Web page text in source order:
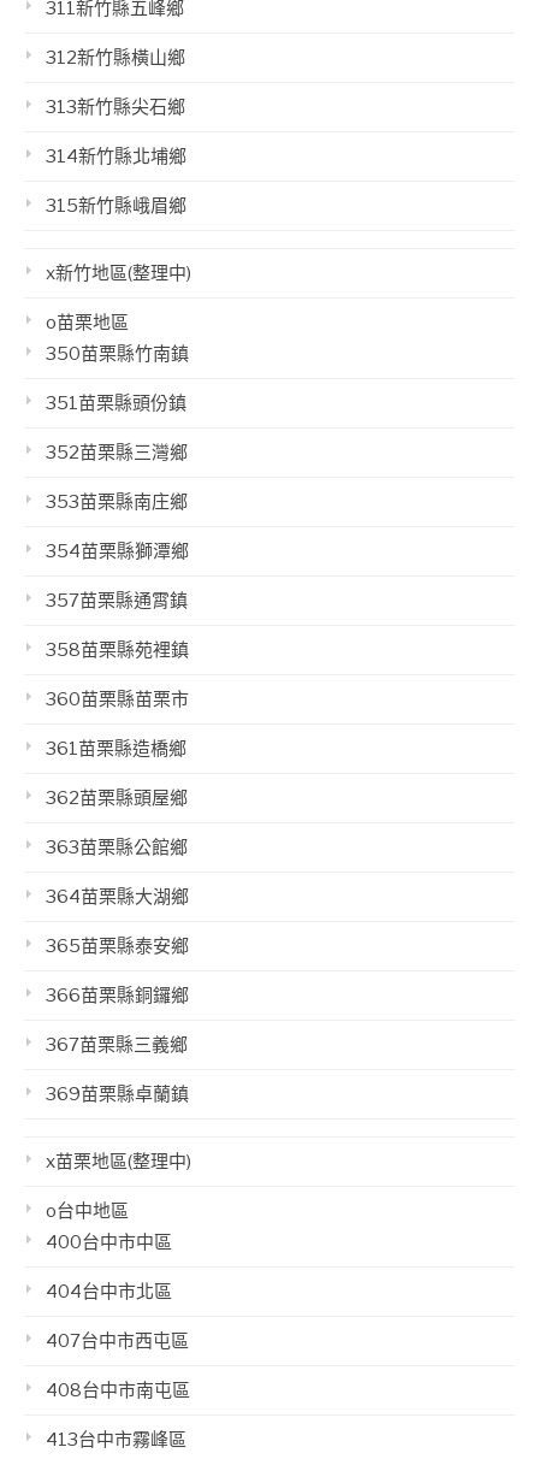
311新竹縣五峰鄉
312新竹縣橫山鄉
313新竹縣尖石鄉
314新竹縣北埔鄉
315新竹縣峨眉鄉
x新竹地區(整理中)
o苗栗地區
350苗栗縣竹南鎮
351苗栗縣頭份鎮
352苗栗縣三灣鄉
353苗栗縣南庄鄉
354苗栗縣獅潭鄉
357苗栗縣通霄鎮
358苗栗縣苑裡鎮
360苗栗縣苗栗市
361苗栗縣造橋鄉
362苗栗縣頭屋鄉
363苗栗縣公館鄉
364苗栗縣大湖鄉
365苗栗縣泰安鄉
366苗栗縣銅鑼鄉
367苗栗縣三義鄉
369苗栗縣卓蘭鎮
x苗栗地區(整理中)
o台中地區
400台中市中區
404台中市北區
407台中市西屯區
408台中市南屯區
413台中市霧峰區